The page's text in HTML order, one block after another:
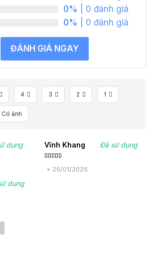
0% | 0 đánh giá
0% | 0 đánh giá
ĐÁNH GIÁ NGAY
4 3 2 1
Có ảnh
dụng Vĩnh Khang Đã sử dụng
hạng5 5
sao• 25/01/2025
dụng